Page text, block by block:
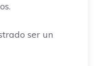
ser un